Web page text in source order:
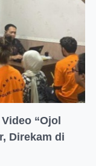
“Ojol
Direkam di